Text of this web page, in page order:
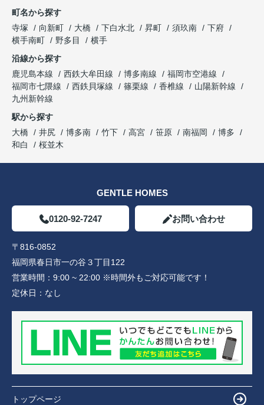
町名から探す
寺塚
向新町 大橋 下白水北 昇町 須玖南
下府
横手南町
野多目
横手
沿線から探す
鹿児島本線
西鉄大牟田線 博多南線
福岡市空港線
福岡市七隈線
西鉄貝塚線 篠栗線 香椎線
山陽新幹線
九州新幹線
駅から探す
大橋
井尻 博多南 竹下 高宮 笹原 南福岡
博多
和白
桜並木
GENTLE HOMES
0120-92-7247 お問い合わせ
〒816-0852
福岡県春日市一の谷３丁目122
営業時間： 9:00 ~ 22:00 ※時間外もご対応可能です！
定休日： なし
トップページ